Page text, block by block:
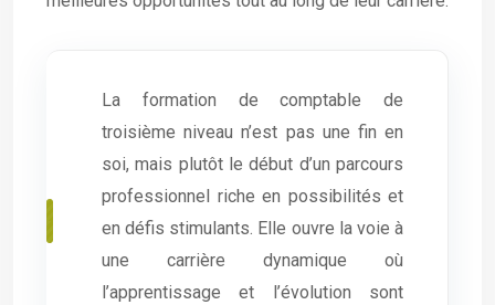
La formation de comptable de
troisième niveau n’est pas une fin en
soi, mais plutôt le début d’un parcours
professionnel riche en possibilités et
en défis stimulants. Elle ouvre la voie à
une carrière dynamique où
l’apprentissage et l’évolution sont